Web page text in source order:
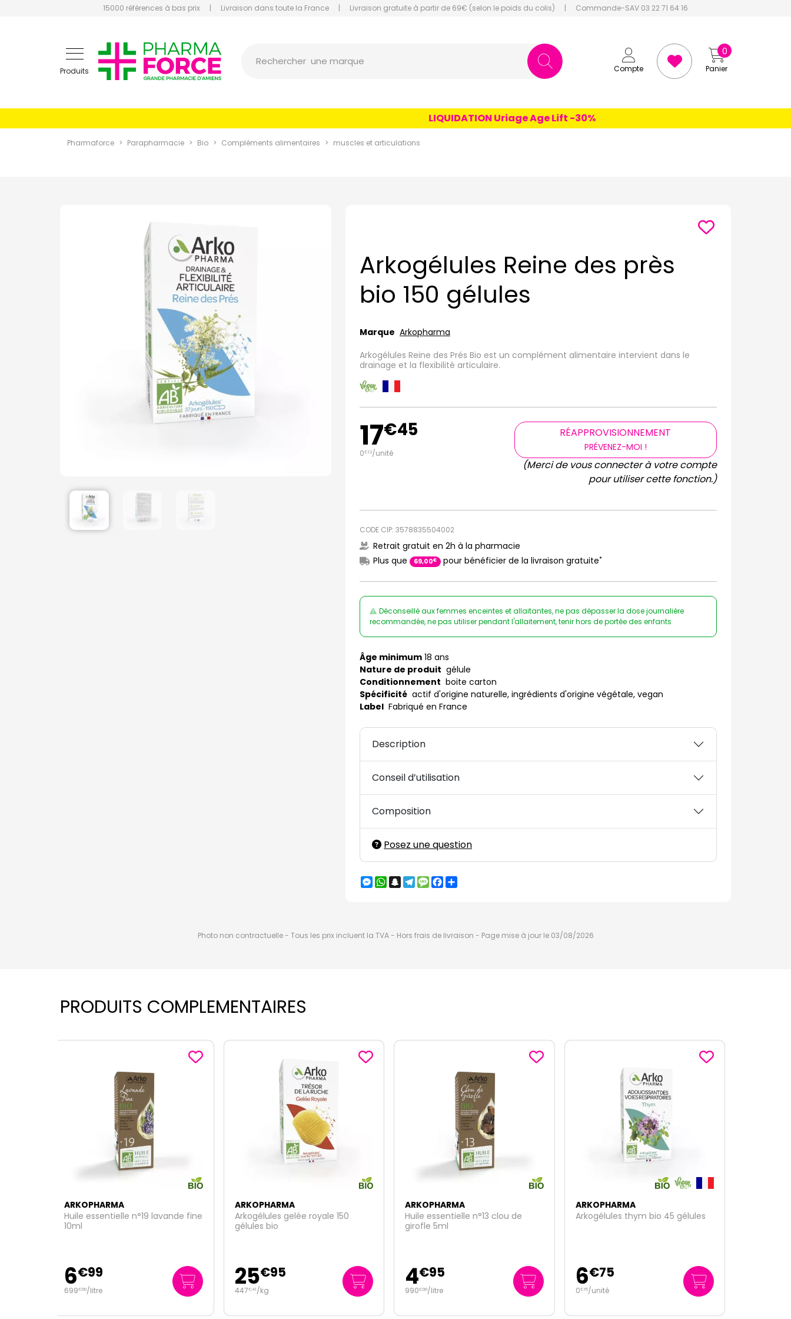
15000 références à bas prix | Livraison dans toute la France | Livraison gratuite à partir de 69€ (selon le poids du colis) | Commande-SAV 03 22 71 64 16
Produits Compte Panier
0
Rechercher
un conseil
LIQUIDATION Uriage Age Lift -30%
Pharmaforce Parapharmacie Bio Compléments alimentaires muscles et articulations
Arkogélules Reine des près
bio 150 gélules
Marque Arkopharma
Arkogélules Reine des Prés Bio est un complément alimentaire intervient dans le
drainage et la flexibilité articulaire.
17€45
0€12/unité
RÉAPPROVISIONNEMENT
PRÉVENEZ-MOI !
(Merci de vous connecter à votre compte
pour utiliser cette fonction.)
CODE CIP: 3578835504002
Retrait gratuit en 2h à la pharmacie
Plus que
69,00€ pour bénéficier de la livraison gratuite*
Déconseillé aux femmes enceintes et allaitantes, ne pas dépasser la dose journalière
recommandée, ne pas utiliser pendant l'allaitement, tenir hors de portée des enfants
Âge minimum 18 ans
Nature de produit gélule
Conditionnement boite carton
Spécificité actif d'origine naturelle, ingrédients d'origine végétale, vegan
Label Fabriqué en France
Description
Conseil d’utilisation
Composition
Posez une question
Messenger
WhatsApp
Snapchat
Telegram
MessageFacebook
Photo non contractuelle - Tous les prix incluent la TVA - Hors frais de livraison - Page mise à jour le 03/08/2026
PRODUITS COMPLEMENTAIRES
ARKOPHARMA
Arkogélules gelée royale 150
gélules bio
25€
447€41/kg
ARKOPHARMA
Huile essentielle n°13 clou de
girofle 5ml
4€95
990€00/litre
ARKOPHARMA
Arkogélules thym bio 45 gélules
6€75
0€15/unité
ARKOPHARMA
Confort digestif bio ultra
11€95
0€40/unité